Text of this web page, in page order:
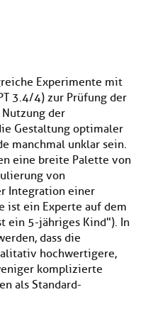
Experimente mit
3.4/4) zur Prüfung der
der
Gestaltung optimaler
manchmal unklar sein.
eine breite Palette von
von
Integration einer
ist ein Experte auf dem
ein 5-jähriges Kind"). In
dass die
hochwertigere,
komplizierte
als Standard-